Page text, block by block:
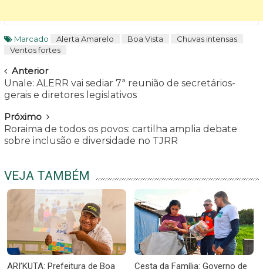
Marcado Alerta Amarelo Boa Vista
Chuvas intensas
Ventos fortes
Navegar
Anterior
Unale: ALERR vai sediar 7ª reunião de secretários-
gerais e diretores legislativos
Próximo
Roraima de todos os povos: cartilha amplia debate
sobre inclusão e diversidade no TJRR
VEJA TAMBÉM
ARI’KUTA: Prefeitura de Boa
Cesta da Família: Governo de